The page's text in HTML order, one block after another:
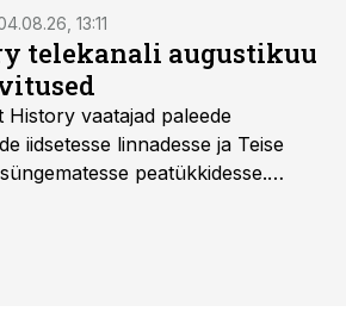
Need lasud osutusid külma sõja
13:11
telekanali augustikuu
History vaatajad paleede
iidsetesse linnadesse ja Teise
peatükkidesse.